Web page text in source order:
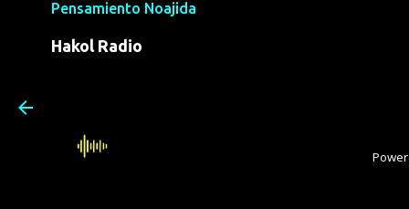
Pensamiento Noajida
Hakol Radio
Conversando de Noajismo con el